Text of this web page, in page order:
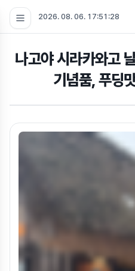
2026. 08. 06. 17:51:28
나고야 시라카와고
기념품, 푸딩